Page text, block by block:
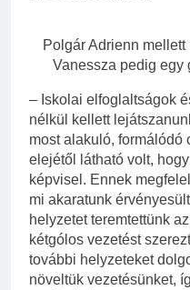
Polgár Adrienn
Vanessza pedig egy
– Iskolai elfoglaltságok
nélkül kellett
most alakuló, formálódó
elejétől látható volt,
képvisel. Ennek
mi akaratunk
helyzetet teremtettünk
kétgólos vezetést
további helyzeteket
növeltük vezetésünket,